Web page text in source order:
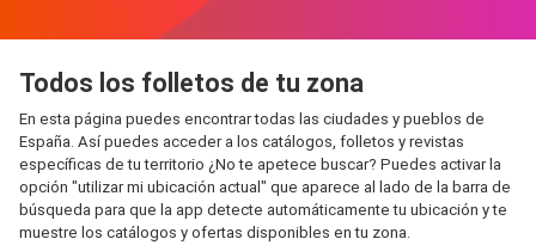
Todos los folletos de tu zona
En esta página puedes encontrar todas las ciudades y pueblos de
España. Así puedes acceder a los catálogos, folletos y revistas
específicas de tu territorio ¿No te apetece buscar? Puedes activar la
opción "utilizar mi ubicación actual" que aparece al lado de la barra de
búsqueda para que la app detecte automáticamente tu ubicación y te
muestre los catálogos y ofertas disponibles en tu zona.